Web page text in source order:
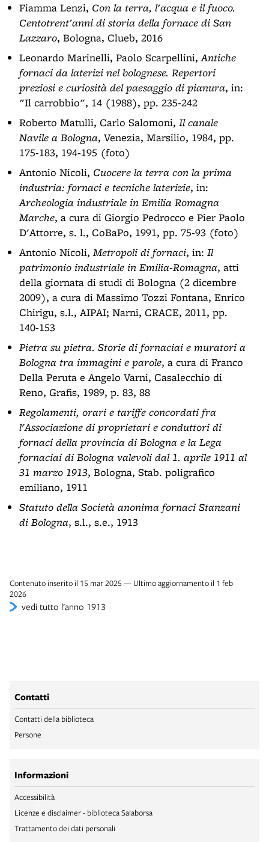
Fiamma Lenzi, Con la terra, l'acqua e il fuoco.
Centotrent'anni di storia della fornace di San
Lazzaro, Bologna, Clueb, 2016
Leonardo Marinelli, Paolo Scarpellini,Antiche
fornaci da laterizi nel bolognese. Repertori
preziosi e curiosità del paesaggio di pianura, in:
"Il carrobbio", 14 (1988), pp. 235-242
Roberto Matulli, Carlo Salomoni, Il canale
Navile a Bologna, Venezia, Marsilio, 1984, pp.
175-183, 194-195 (foto)
Antonio Nicoli, Cuocere la terra con la prima
industria: fornaci e tecniche laterizie, in:
Archeologia industriale in Emilia Romagna
Marche, a cura di Giorgio Pedrocco e Pier Paolo
D'Attorre, s. l., CoBaPo, 1991, pp. 75-93 (foto)
Antonio Nicoli, Metropoli di fornaci, in: Il
patrimonio industriale in Emilia-Romagna, atti
della giornata di studi di Bologna (2 dicembre
2009), a cura di Massimo Tozzi Fontana, Enrico
Chirigu, s.l., AIPAI; Narni, CRACE, 2011, pp.
140-153
Pietra su pietra. Storie di fornaciai e muratori a
Bologna tra immagini e parole, a cura di Franco
Della Peruta e Angelo Varni, Casalecchio di
Reno, Grafis, 1989, p. 83, 88
Regolamenti, orari e tariffe concordati fra
l'Associazione di proprietari e conduttori di
fornaci della provincia di Bologna e la Lega
fornaciai di Bologna valevoli dal 1. aprile 1911 al
31 marzo 1913, Bologna, Stab. poligrafico
emiliano, 1911
Statuto della Società anonima fornaci Stanzani
di Bologna, s.l., s.e., 1913
Contenuto inserito il 15 mar 2025 — Ultimo aggiornamento il 1 feb
2026
vedi tutto l’anno 1913
Contatti
Contatti della biblioteca
Persone
Informazioni
Accessibilità
Licenze e disclaimer - biblioteca Salaborsa
Trattamento dei dati personali